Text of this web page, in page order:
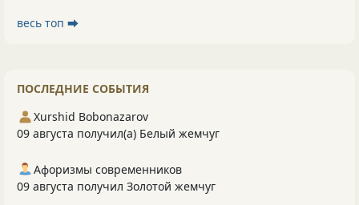
весь топ ⮕
ПОСЛЕДНИЕ СОБЫТИЯ
Xurshid Bobonazarov
09 августа получил(а) Белый жемчуг
Афоризмы современников
09 августа получил Золотой жемчуг